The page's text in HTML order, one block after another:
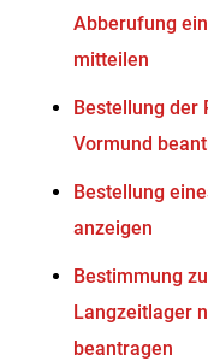
Abberufung
mitteilen
Bestellung der
Vormund
Bestellung
anzeigen
Bestimmung
Langzeitlager
beantragen